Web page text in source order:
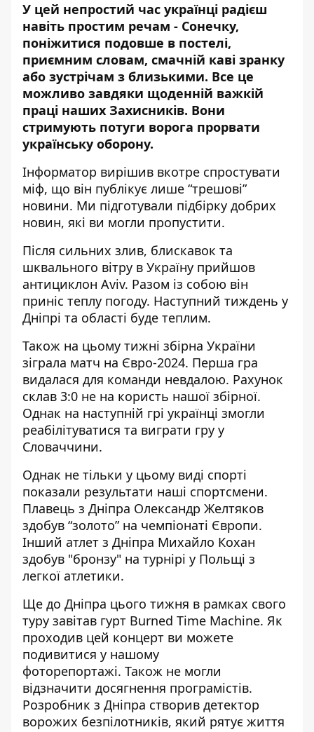
У цей непростий час українці радієш
навіть простим речам - Сонечку,
поніжитися подовше в постелі,
приємним словам, смачній каві зранку
або зустрічам з близькими. Все це
можливо завдяки щоденній важкій
праці наших Захисників. Вони
стримують потуги ворога прорвати
українську оборону.
Інформатор вирішив вкотре спростувати
міф, що він публікує лише “трешові”
новини. Ми підготували підбірку добрих
новин, які ви могли пропустити.
Після сильних злив, блискавок та
шквального вітру в Україну прийшов
антициклон Aviv. Разом із собою він
приніс теплу погоду. Наступний тиждень у
Дніпрі та області буде теплим.
Також на цьому тижні збірна України
зіграла матч на Євро-2024. Перша гра
видалася для команди невдалою. Рахунок
склав 3:0 не на користь нашої збірної.
Однак на наступній грі українці змогли
реабілітуватися та виграти гру у
Словаччини.
Однак не тільки у цьому виді спорті
показали результати наші спортсмени.
Плавець з Дніпра Олександр Желтяков
здобув “золото” на чемпіонаті Європи.
Інший атлет з Дніпра Михайло Кохан
здобув "бронзу" на турнірі у Польщі з
легкої атлетики.
Ще до Дніпра цього тижня в рамках свого
туру завітав гурт Burned Time Machine. Як
проходив цей концерт ви можете
подивитися у нашому
фоторепортажі. Також не могли
відзначити досягнення програмістів.
Розробник з Дніпра створив детектор
ворожих безпілотників, який рятує життя